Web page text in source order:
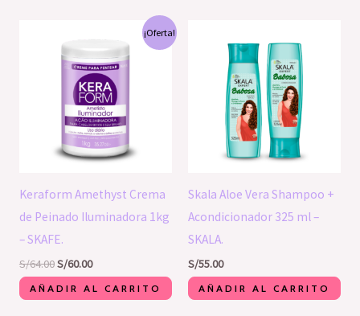
¡Oferta!
Keraform Amethyst Crema
de Peinado Iluminadora 1kg
– SKAFE.
S/64.00
original
era:
S/64.00.
S/60.00
actual
es:
S/60.00.
AÑADIR AL CARRITO
Skala Aloe Vera Shampoo +
Acondicionador 325 ml –
SKALA.
S/55.00
AÑADIR AL CARRITO